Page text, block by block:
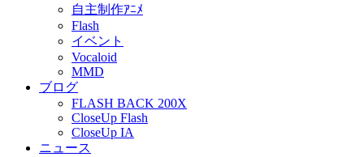
自主制作ｱﾆﾒ
Flash
イベント
Vocaloid
MMD
ブログ
FLASH BACK 200X
CloseUp Flash
CloseUp IA
ニュース